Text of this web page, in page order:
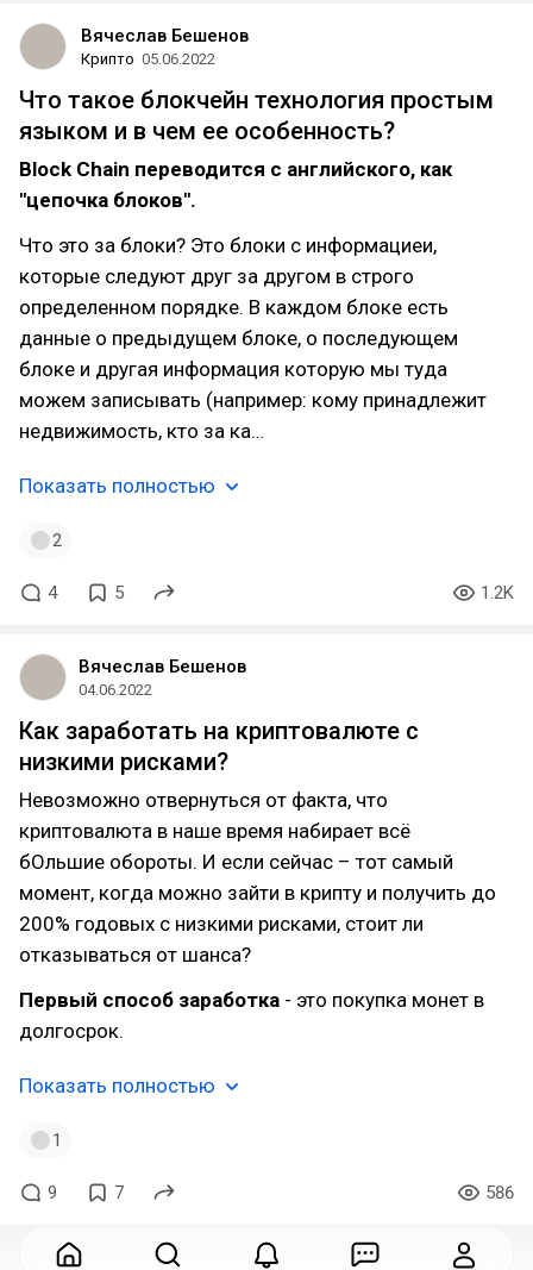
Вячеслав Бешенов
Крипто 05.06.2022
Что такое блокчейн технология простым
языком и в чем ее особенность?
Block Chain переводится с английского, как
"цепочка блоков".
Что это за блоки? Это блоки с информациеи,
которые следуют друг за другом в строго
определенном порядке. В каждом блоке есть
данные о предыдущем блоке, о последующем
блоке и другая информация которую мы туда
можем записывать (например: кому принадлежит
недвижимость, кто за ка…
Показать полностью
2
4 5 1.2K
Вячеслав Бешенов
04.06.2022
Как заработать на криптовалюте с
низкими рисками?
Невозможно отвернуться от факта, что
криптовалюта в наше время набирает всё
бОльшие обороты. И если сейчас – тот самый
момент, когда можно зайти в крипту и получить до
200% годовых с низкими рисками, стоит ли
отказываться от шанса?
Первый способ заработка - это покупка монет в
долгосрок.
Показать полностью
1
9 7 586